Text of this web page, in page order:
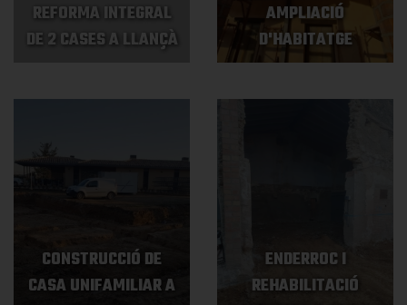
REFORMA INTEGRAL
DE 2 CASES A LLANÇÀ
AMPLIACIÓ
D'HABITATGE
CONSTRUCCIÓ DE
CASA UNIFAMILIAR A
ENDERROC I
REHABILITACIÓ